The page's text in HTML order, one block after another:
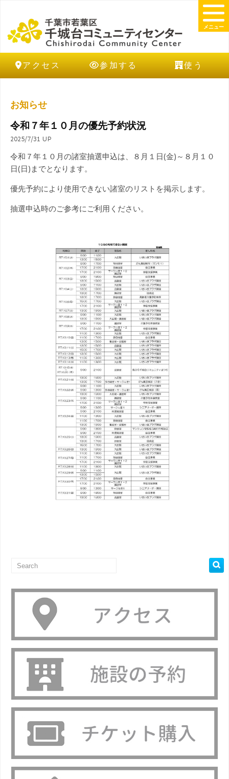
アクセス 参加する 使う
メニュー
お知らせ
令和７年１０月の優先予約状況
2025/7/31 UP
令和７年１０月の諸室抽選申込は、８月１日(金)～８月１０
日(日)までとなります。
優先予約により使用できない諸室のリストを掲示します。
抽選申込時のご参考にご利用ください。